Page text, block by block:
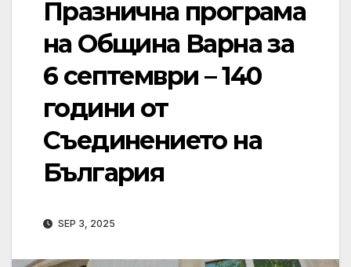
Празнична програма
на Община Варна за
6 септември – 140
години от
Съединението на
България
SEP 3, 2025